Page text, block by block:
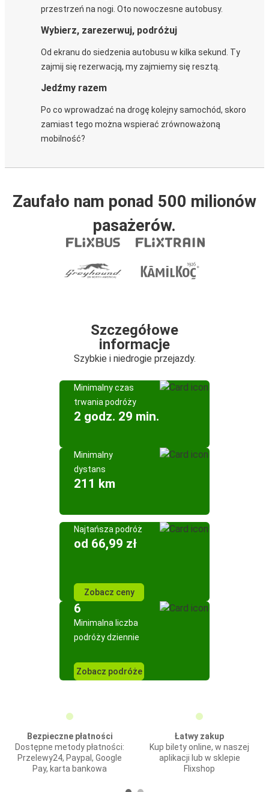
przestrzeń na nogi. Oto nowoczesne autobusy.
Wybierz, zarezerwuj, podróżuj
Od ekranu do siedzenia autobusu w kilka sekund. Ty
zajmij się rezerwacją, my zajmiemy się resztą.
Jedźmy razem
Po co wprowadzać na drogę kolejny samochód, skoro
zamiast tego można wspierać zrównoważoną
mobilność?
Zaufało nam ponad 500 milionów
pasażerów.
Szczegółowe
informacje
Szybkie i niedrogie przejazdy.
Minimalny czas
trwania podróży
2 godz. 29 min.
Minimalny
dystans
211 km
Najtańsza podróż
od 66,99 zł
Zobacz ceny
6
Minimalna liczba
podróży dziennie
Zobacz podróże
Bezpieczne płatności
Dostępne metody płatności:
Przelewy24, Paypal, Google
Pay, karta bankowa
Łatwy zakup
Kup bilety online, w naszej
aplikacji lub w sklepie
Flixshop